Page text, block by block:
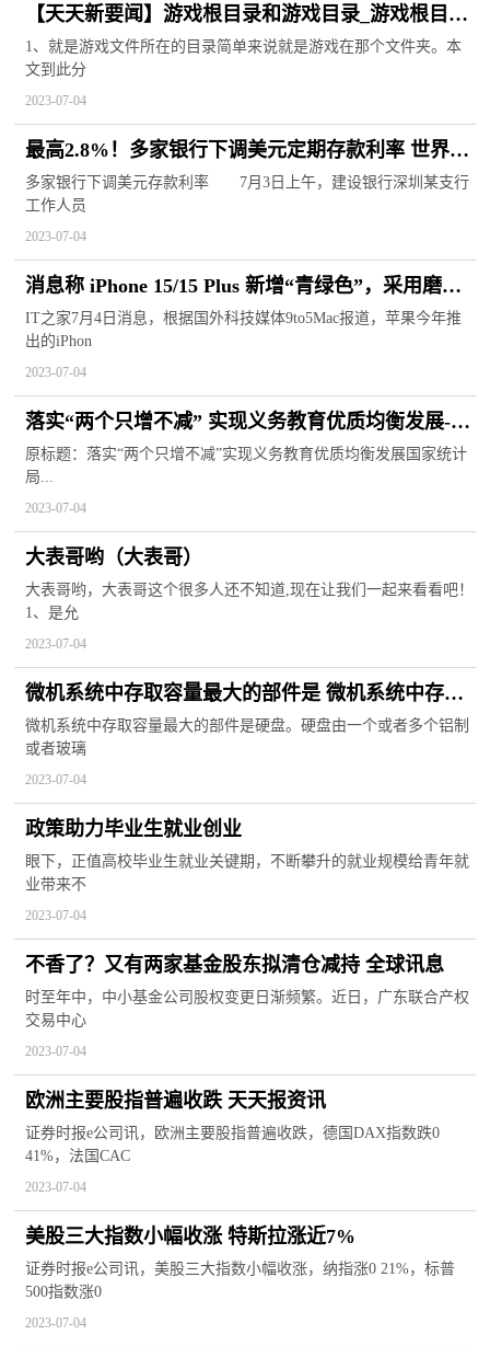
【天天新要闻】游戏根目录和游戏目录_游戏根目录
是啥意思
1、就是游戏文件所在的目录简单来说就是游戏在那个文件夹。本
文到此分
2023-07-04
最高2.8%！多家银行下调美元定期存款利率 世界热
资讯
多家银行下调美元存款利率 7月3日上午，建设银行深圳某支行
工作人员
2023-07-04
消息称 iPhone 15/15 Plus 新增“青绿色”，采用磨砂
玻璃材质
IT之家7月4日消息，根据国外科技媒体9to5Mac报道，苹果今年推
出的iPhon
2023-07-04
落实“两个只增不减” 实现义务教育优质均衡发展-环
球播资讯
原标题：落实“两个只增不减”实现义务教育优质均衡发展国家统计
局...
2023-07-04
大表哥哟（大表哥）
大表哥哟，大表哥这个很多人还不知道,现在让我们一起来看看吧！
1、是允
2023-07-04
微机系统中存取容量最大的部件是 微机系统中存储
量最大-天天报资讯
微机系统中存取容量最大的部件是硬盘。硬盘由一个或者多个铝制
或者玻璃
2023-07-04
政策助力毕业生就业创业
眼下，正值高校毕业生就业关键期，不断攀升的就业规模给青年就
业带来不
2023-07-04
不香了？又有两家基金股东拟清仓减持 全球讯息
时至年中，中小基金公司股权变更日渐频繁。近日，广东联合产权
交易中心
2023-07-04
欧洲主要股指普遍收跌 天天报资讯
证券时报e公司讯，欧洲主要股指普遍收跌，德国DAX指数跌0
41%，法国CAC
2023-07-04
美股三大指数小幅收涨 特斯拉涨近7%
证券时报e公司讯，美股三大指数小幅收涨，纳指涨0 21%，标普
500指数涨0
2023-07-04